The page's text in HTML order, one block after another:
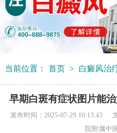
当前位置： 首页 > 白癜风治
早期白斑有症状图片能
发布时间：2025-07-29 10:13:43
院附属中